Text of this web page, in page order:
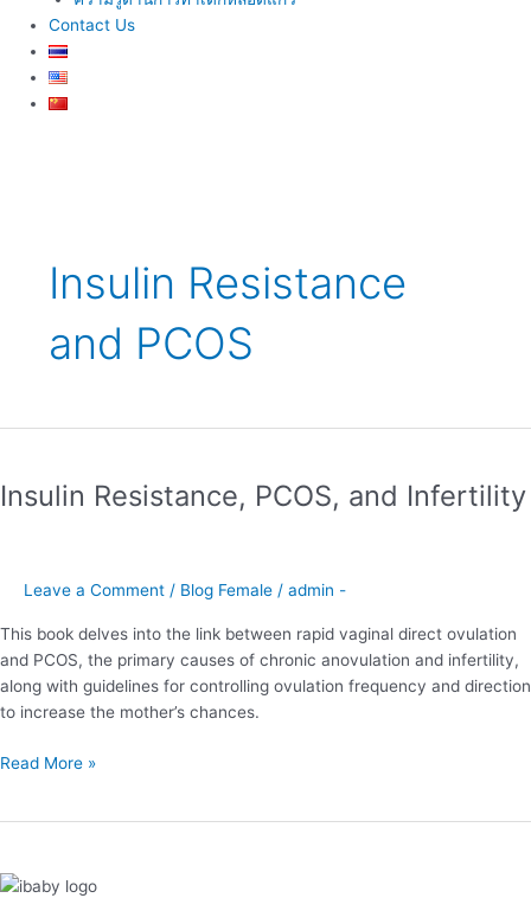
Contact Us
Insulin Resistance
and PCOS
Insulin Resistance, PCOS, and Infertility
Leave a Comment / Blog Female / admin -
This book delves into the link between rapid vaginal direct ovulation
and PCOS, the primary causes of chronic anovulation and infertility,
along with guidelines for controlling ovulation frequency and direction
to increase the mother’s chances.
PCOS,
Read More »